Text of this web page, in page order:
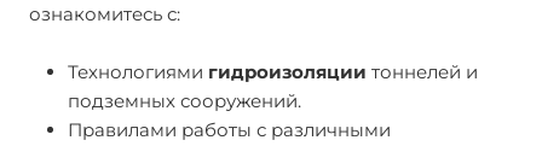
ознакомитесь с:
Технологиями гидроизоляции тоннелей и
подземных сооружений.
Правилами работы с различными